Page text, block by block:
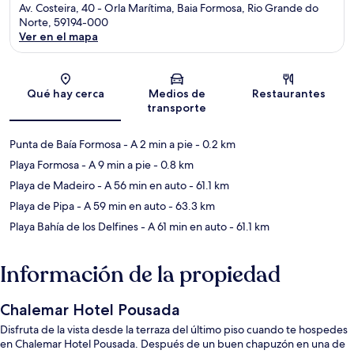
Av. Costeira, 40 - Orla Marítima, Baia Formosa, Rio Grande do
Norte, 59194-000
Ver en el mapa
Qué hay cerca
Medios de
transporte
Restaurantes
Punta de Baía Formosa- A 2 min a pie- 0.2 km
Playa Formosa- A 9 min a pie- 0.8 km
Playa de Madeiro- A 56 min en auto- 61.1 km
Playa de Pipa- A 59 min en auto- 63.3 km
Playa Bahía de los Delfines- A 61 min en auto- 61.1 km
Información de la propiedad
Chalemar Hotel Pousada
Disfruta de la vista desde la terraza del último piso cuando te hospedes
en Chalemar Hotel Pousada. Después de un buen chapuzón en una de